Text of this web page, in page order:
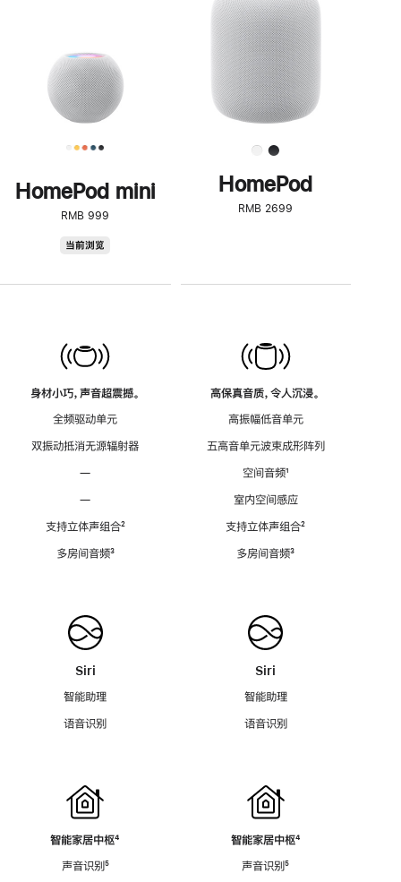
HomePod mini
RMB 999
当前浏览
身材小巧，声音超震撼。
全频驱动单元
双振动抵消无源辐射器
—
—
支持立体声组合脚
²
多房间音频脚
³
Siri
智能助理
语音识别
智能家居中枢脚
⁴
声音识别脚
⁵
了
解
HomePod<
HomePod
RMB 2699
高保真音质，令人沉浸。
高振幅低音单元
五高音单元波束成形阵列
空间音频脚
¹
室内空间感应
支持立体声组合脚
²
多房间音频脚
³
Siri
智能助理
语音识别
智能家居中枢脚
⁴
声音识别脚
⁵